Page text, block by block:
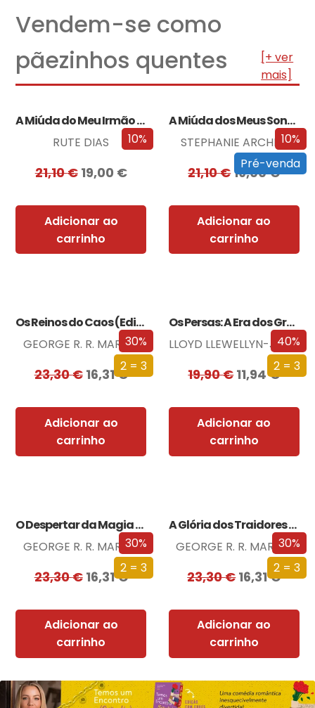
Vendem-se como
pãezinhos quentes
[+ ver
mais]
10%
A Miúda do Meu Irmão – Edição…
RUTE DIAS
21,10€ 19,00 €
Adicionar ao
carrinho
10%
Pré-venda
A Miúda dos Meus Sonhos – Edição…
STEPHANIE ARCHER
21,10€19,00€
Adicionar ao
carrinho
30%
2 = 3
Os Reinos do Caos (Edição especial limitada)
GEORGE R. R. MARTIN
23,30€ 16,31€
Adicionar ao
carrinho
40%
2 = 3
Os Persas: A Era dos Grandes Reis
LLOYD LLEWELLYN-JONES
19,90€11,94€
Adicionar ao
carrinho
30%
2 = 3
O Despertar da Magia (Edição especial limitada)
GEORGE R. R. MARTIN
23,30€ 16,31€
Adicionar ao
carrinho
30%
2 = 3
A Glória dos Traidores (Edição especial limitada)
GEORGE R. R. MARTIN
23,30€16,31€
Adicionar ao
carrinho